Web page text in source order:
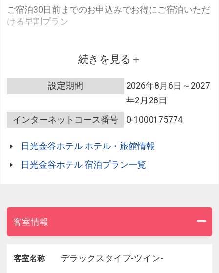
ご宿泊30日前までのお申込みでお得にご宿泊いただ
ける早割プラン
＝＝＝＝＝＝＝＝■
明治から平成まで、時代と共に歩んできた日光金谷
今日においても開業当時の趣を色濃く残しておりま
す。
ほんのひと時、古き良き時代に想いを馳せてみては
いかがでしょうか。
の夕朝食付プランです。
■フレンチディナー■
「金谷ディナー」をお選び下さい。
続きを見る
設定期間
2026年8月6日～2027
年2月28日
インターネットコース番号
0-1000175774
日光金谷ホテル ホテル・旅館情報
日光金谷ホテル 宿泊プラン一覧
客室情報
客室名称 デラックスタイプ-ツイン-